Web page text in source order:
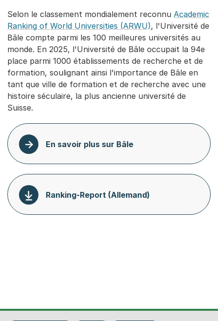
Selon le classement mondialement reconnu Academic
Ranking of World Universities (ARWU), l'Université de
Bâle compte parmi les 100 meilleures universités au
monde. En 2025, l'Université de Bâle occupait la 94e
place parmi 1000 établissements de recherche et de
formation, soulignant ainsi l'importance de Bâle en
tant que ville de formation et de recherche avec une
histoire séculaire, la plus ancienne université de
Suisse.
En savoir plus sur Bâle
Ranking-Report (Allemand)